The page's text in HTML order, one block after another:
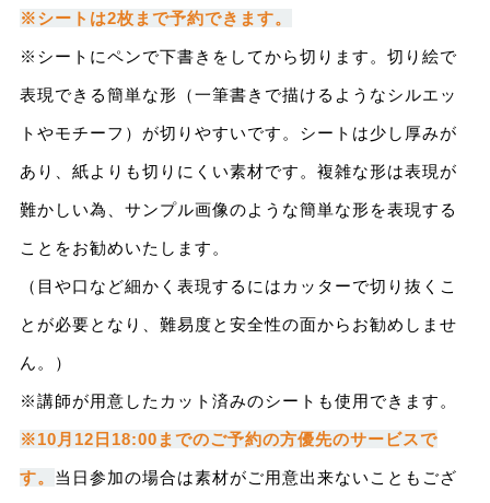
※シートは2枚まで予約できます。
※シートにペンで下書きをしてから切ります。切り絵で
表現できる簡単な形（一筆書きで描けるようなシルエッ
トやモチーフ）が切りやすいです。シートは少し厚みが
あり、紙よりも切りにくい素材です。複雑な形は表現が
難かしい為、サンプル画像のような簡単な形を表現する
ことをお勧めいたします。
（目や口など細かく表現するにはカッターで切り抜くこ
とが必要となり、難易度と安全性の面からお勧めしませ
ん。）
※講師が用意したカット済みのシートも使用できます。
※10月12日18:00までのご予約の方優先のサービスで
す。 当日参加の場合は素材がご用意出来ないこともござ